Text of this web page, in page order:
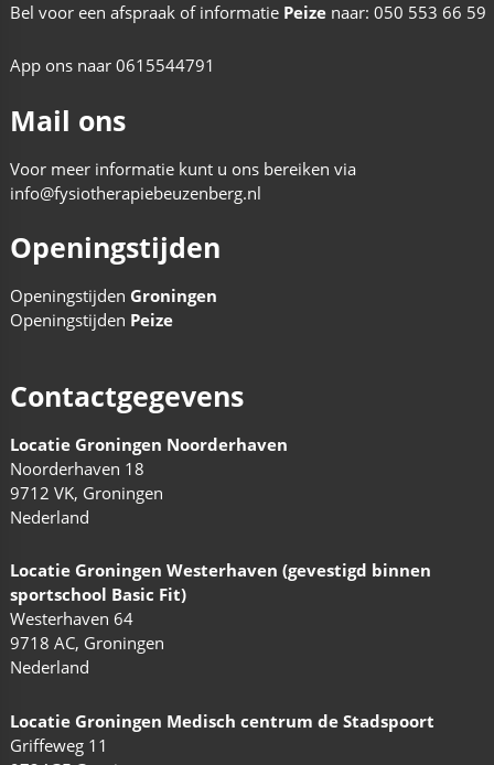
Bel voor een afspraak of informatie Peizenaar: 050 553 66 59
App ons naar 0615544791
Mail ons
Voor meer informatie kunt u ons bereiken via
info@fysiotherapiebeuzenberg.nl
Openingstijden
Openingstijden Groningen
Openingstijden Peize
Contactgegevens
Locatie Groningen Noorderhaven
Noorderhaven 18
9712 VK, Groningen
Nederland
Locatie Groningen Westerhaven (gevestigd binnen
sportschool Basic Fit)
Westerhaven 64
9718 AC, Groningen
Nederland
Locatie Groningen Medisch centrum de Stadspoort
Griffeweg 11